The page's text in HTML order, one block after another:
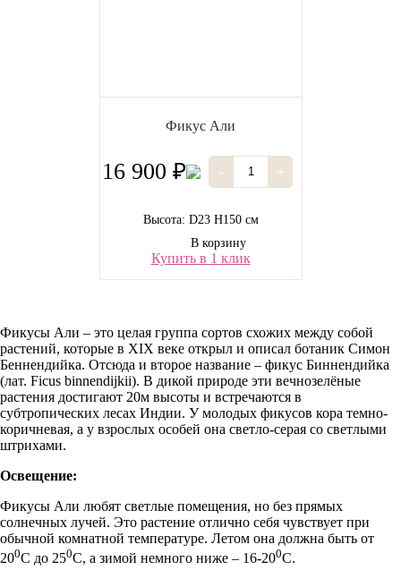
Фикус Али
16 900 ₽ - +
Высота: D23 H150 см
В корзину
Купить в 1 клик
Фикусы Али – это целая группа сортов схожих между собой
растений, которые в XIX веке открыл и описал ботаник Симон
Беннендийка. Отсюда и второе название – фикус Биннендийка
(лат. Ficus binnendijkii). В дикой природе эти вечнозелёные
растения достигают 20м высоты и встречаются в
субтропических лесах Индии. У молодых фикусов кора темно-
коричневая, а у взрослых особей она светло-серая со светлыми
штрихами.
Освещение:
Фикусы Али любят светлые помещения, но без прямых
солнечных лучей. Это растение отлично себя чувствует при
обычной комнатной температуре. Летом она должна быть от
200С до 250С, а зимой немного ниже – 16-200С.